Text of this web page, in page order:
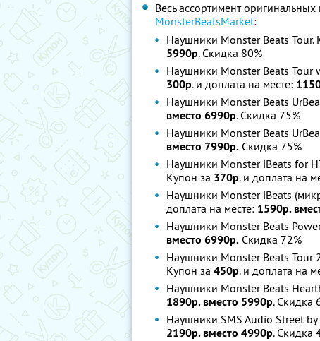
Весь ассортимент
MonsterBeatsMarket:
Наушники Monster Beats Tour.
5990р. Скидка 80%
Наушники Monster Beats Tour
300р. и доплата на месте:
Наушники Monster Beats
вместо 6990р. Скидка 75%
Наушники Monster Beats
вместо 7990р. Скидка 75%
Наушники Monster iBeats for
Купон за 370р. и доплата на
Наушники Monster iBeats
доплата на месте: 1590р.
Наушники Monster Beats
вместо 6990р. Скидка 72%
Наушники Monster Beats Tour
Купон за 450р. и доплата на
Наушники Monster Beats
1890р. вместо 5990р. Скидка
Наушники SMS Audio Street
2190р. вместо 4990р. Скидка